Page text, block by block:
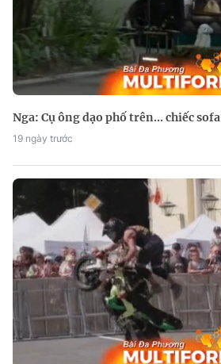
Nga: Cụ ông dạo phố trên... chiếc sofa
19 ngày trước